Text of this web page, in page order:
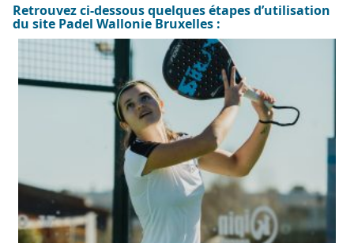
Retrouvez ci-dessousquelques étapes d’utilisation
du site Padel Wallonie Bruxelles :